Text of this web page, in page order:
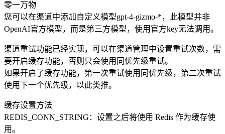
零一万物
您可以在渠道中添加自定义模型gpt-4-gizmo-*，此模型并非
OpenAI官方模型，而是第三方模型，使用官方key无法调用。
渠道重试功能已经实现，可以在渠道管理中设置重试次数，需
要开启缓存功能，否则只会使用同优先级重试。
如果开启了缓存功能，第一次重试使用同优先级，第二次重试
使用下一个优先级，以此类推。
缓存设置方法
REDIS_CONN_STRING：设置之后将使用 Redis 作为缓存使
用。